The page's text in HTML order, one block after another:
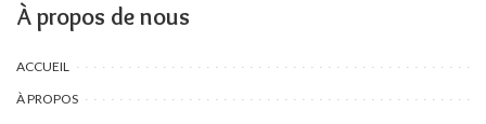
À propos de nous
ACCUEIL
À PROPOS